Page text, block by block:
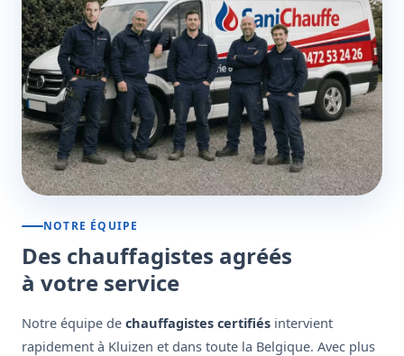
NOTRE ÉQUIPE
Des chauffagistes agréés
à votre service
Notre équipe de chauffagistes certifiés intervient
rapidement à Kluizen et dans toute la Belgique. Avec plus